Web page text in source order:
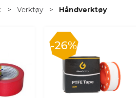
> Verktøy > Håndverktøy
26%